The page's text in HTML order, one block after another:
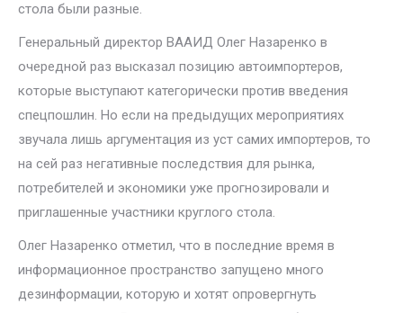
стола были разные.
Генеральный директор ВААИД Олег Назаренко в
очередной раз высказал позицию автоимпортеров,
которые выступают категорически против введения
спецпошлин. Но если на предыдущих мероприятиях
звучала лишь аргументация из уст самих импортеров, то
на сей раз негативные последствия для рынка,
потребителей и экономики уже прогнозировали и
приглашенные участники круглого стола.
Олег Назаренко отметил, что в последние время в
информационное пространство запущено много
дезинформации, которую и хотят опровергнуть